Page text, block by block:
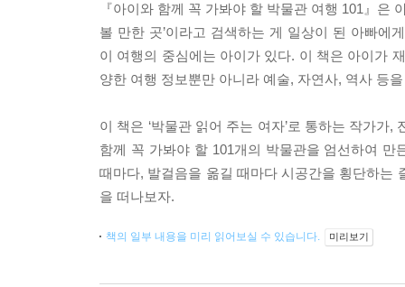
『아이와 함께 꼭 가봐야 할 박물관 여행 101』은
볼 만한 곳’이라고 검색하는 게 일상이 된 아빠에
이 여행의 중심에는 아이가 있다. 이 책은 아이가
양한 여행 정보뿐만 아니라 예술, 자연사, 역사 등
이 책은 ‘박물관 읽어 주는 여자’로 통하는 작가
함께 꼭 가봐야 할 101개의 박물관을 엄선하여
때마다, 발걸음을 옮길 때마다 시공간을 횡단하는
을 떠나보자.
책의 일부 내용을 미리 읽어보실 수 있습니다. 미리보기